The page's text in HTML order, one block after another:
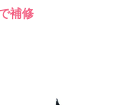
補修